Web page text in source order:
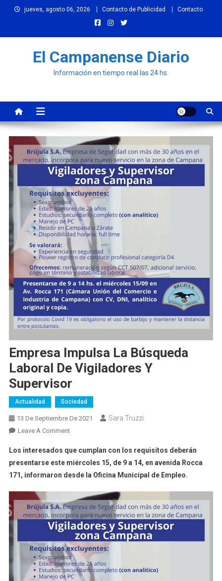
jueves, agosto 06, 2026 Contacto de Publicidad Contacto
El Campanense Diario
Información en tiempo real las 24 hs.
Empresa Impulsa La Búsqueda
Laboral De Vigiladores Y
Supervisor
Actualidad Sociedad
13 De Septiembre De 2021 Sara Truzzi
Leave A CommentOn
Impulsa
La
Búsqueda
De
Vigiladores
Y
Supervisor
Los interesados que cumplan con los requisitos deberán
presentarse este miércoles 15, de 9 a 14, en avenida Rocca
171, informaron desde la Oficina Municipal de Empleo.